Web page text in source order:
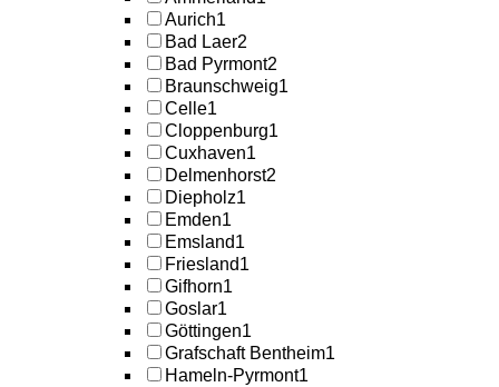
Aurich1
Bad Laer2
Bad Pyrmont2
Braunschweig1
Celle1
Cloppenburg1
Cuxhaven1
Delmenhorst2
Diepholz1
Emden1
Emsland1
Friesland1
Gifhorn1
Goslar1
Göttingen1
Grafschaft Bentheim1
Hameln-Pyrmont1